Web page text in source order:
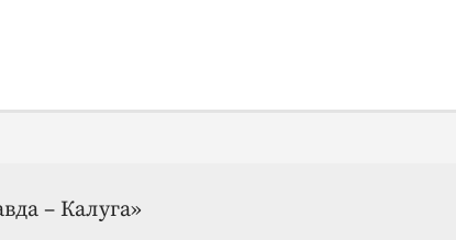
– Калуга»